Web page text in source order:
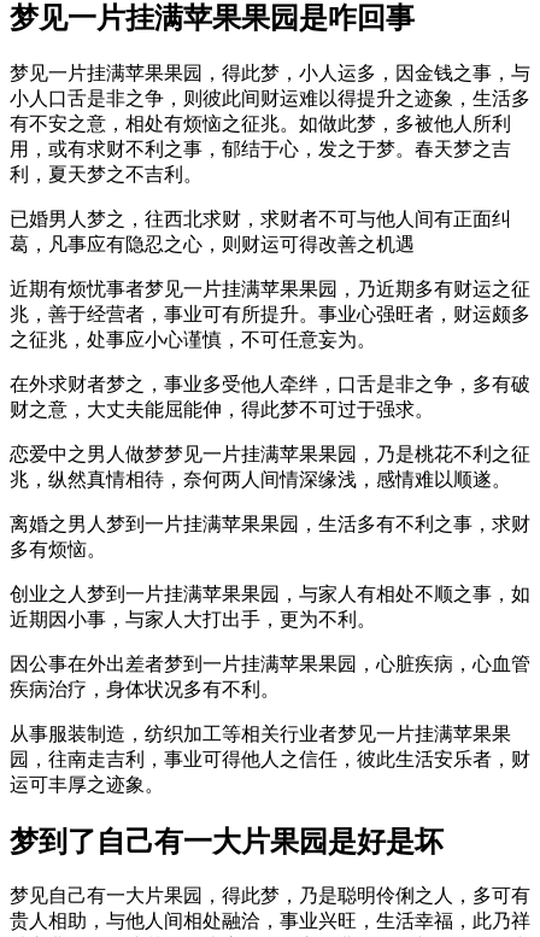
梦见一片挂满苹果果园是咋回事
梦见一片挂满苹果果园，得此梦，小人运多，因金钱之事，与
小人口舌是非之争，则彼此间财运难以得提升之迹象，生活多
有不安之意，相处有烦恼之征兆。如做此梦，多被他人所利
用，或有求财不利之事，郁结于心，发之于梦。春天梦之吉
利，夏天梦之不吉利。
已婚男人梦之，往西北求财，求财者不可与他人间有正面纠
葛，凡事应有隐忍之心，则财运可得改善之机遇
近期有烦忧事者梦见一片挂满苹果果园，乃近期多有财运之征
兆，善于经营者，事业可有所提升。事业心强旺者，财运颇多
之征兆，处事应小心谨慎，不可任意妄为。
在外求财者梦之，事业多受他人牵绊，口舌是非之争，多有破
财之意，大丈夫能屈能伸，得此梦不可过于强求。
恋爱中之男人做梦梦见一片挂满苹果果园，乃是桃花不利之征
兆，纵然真情相待，奈何两人间情深缘浅，感情难以顺遂。
离婚之男人梦到一片挂满苹果果园，生活多有不利之事，求财
多有烦恼。
创业之人梦到一片挂满苹果果园，与家人有相处不顺之事，如
近期因小事，与家人大打出手，更为不利。
因公事在外出差者梦到一片挂满苹果果园，心脏疾病，心血管
疾病治疗，身体状况多有不利。
从事服装制造，纺织加工等相关行业者梦见一片挂满苹果果
园，往南走吉利，事业可得他人之信任，彼此生活安乐者，财
运可丰厚之迹象。
梦到了自己有一大片果园是好是坏
梦见自己有一大片果园，得此梦，乃是聪明伶俐之人，多可有
贵人相助，与他人间相处融洽，事业兴旺，生活幸福，此乃祥